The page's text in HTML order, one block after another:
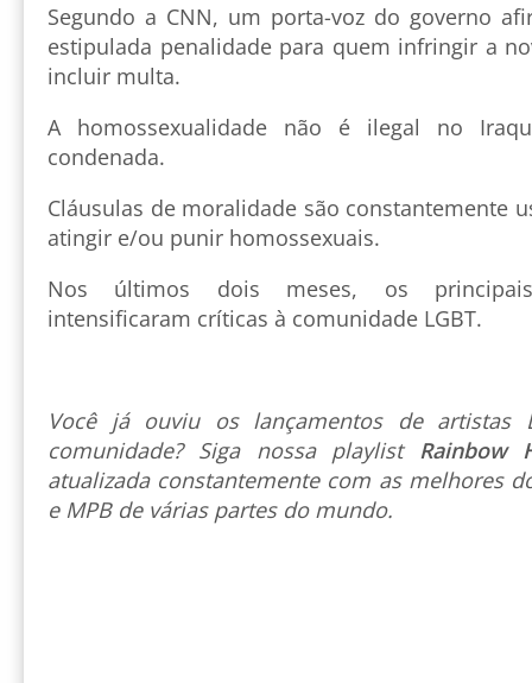
Segundo a CNN, um porta-voz do governo
estipulada penalidade para quem infringir a
incluir multa.
A homossexualidade não é ilegal no
condenada.
Cláusulas de moralidade são constantemente
atingir e/ou punir homossexuais.
Nos últimos dois meses, os
intensificaram críticas à comunidade LGBT.
Você já ouviu os lançamentos de artistas
comunidade? Siga nossa playlist Rainbow
atualizada constantemente com as melhores
e MPB de várias partes do mundo.